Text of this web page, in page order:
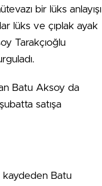
bir lüks anlayışı
lüks ve çıplak ayak
Tarakçıoğlu
Batu Aksoy da
satışa
kaydeden Batu